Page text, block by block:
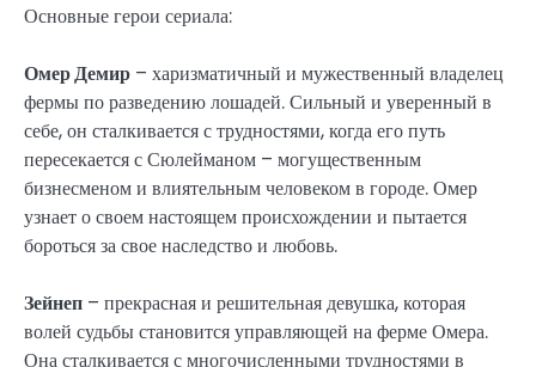
Основные герои сериала:
Омер Демир – харизматичный и мужественный владелец
фермы по разведению лошадей. Сильный и уверенный в
себе, он сталкивается с трудностями, когда его путь
пересекается с Сюлейманом – могущественным
бизнесменом и влиятельным человеком в городе. Омер
узнает о своем настоящем происхождении и пытается
бороться за свое наследство и любовь.
Зейнеп – прекрасная и решительная девушка, которая
волей судьбы становится управляющей на ферме Омера.
Она сталкивается с многочисленными трудностями в